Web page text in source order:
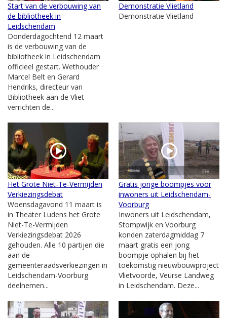
Start van de verbouwing van
de bibliotheek in
Leidschendam
Donderdagochtend 12 maart
is de verbouwing van de
bibliotheek in Leidschendam
officieel gestart. Wethouder
Marcel Belt en Gerard
Hendriks, directeur van
Bibliotheek aan de Vliet
verrichten de...
Demonstratie Vlietland
Demonstratie Vlietland
Het Grote Niet-Te-Vermijden
Verkiezingsdebat
Woensdagavond 11 maart is
in Theater Ludens het Grote
Niet-Te-Vermijden
Verkiezingsdebat 2026
gehouden. Alle 10 partijen die
aan de
gemeenteraadsverkiezingen in
Leidschendam-Voorburg
deelnemen...
Gratis jonge boompjes voor
inwoners uit Leidschendam-
Voorburg
Inwoners uit Leidschendam,
Stompwijk en Voorburg
konden zaterdagmiddag 7
maart gratis een jong
boompje ophalen bij het
toekomstig nieuwbouwproject
Vlietvoorde, Veurse Landweg
in Leidschendam. Deze...